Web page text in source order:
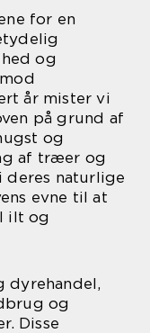
for en
og
år mister vi
på grund af
og
af træer og
deres naturlige
evne til at
ilt og
dyrehandel,
og
Disse